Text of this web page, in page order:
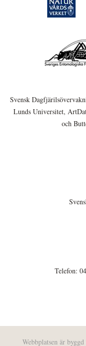
Svensk
Lunds Universitet,
och
Telefon:
Webbplatsen är